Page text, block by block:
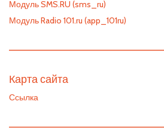
Модуль SMS.RU (sms_ru)
Модуль Radio 101.ru (app_101ru)
Карта сайта
Ссылка